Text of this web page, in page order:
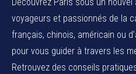
Découvrez Paris sous un
voyageurs et passionnés de la
français, chinois, américain ou
pour vous guider à travers les
Retrouvez des conseils